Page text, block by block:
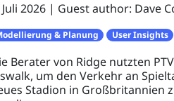
Juli 2026 Guest author: Dave
& Planung User Insights
Berater von Ridge nutzten
um den Verkehr an
Stadion in Großbritannien